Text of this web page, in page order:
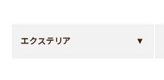
エクステリア